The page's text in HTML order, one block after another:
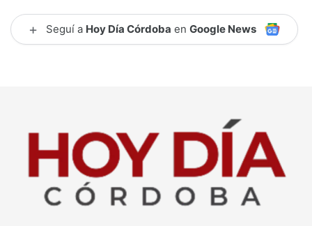
+ Seguí a Hoy Día Córdoba en Google News